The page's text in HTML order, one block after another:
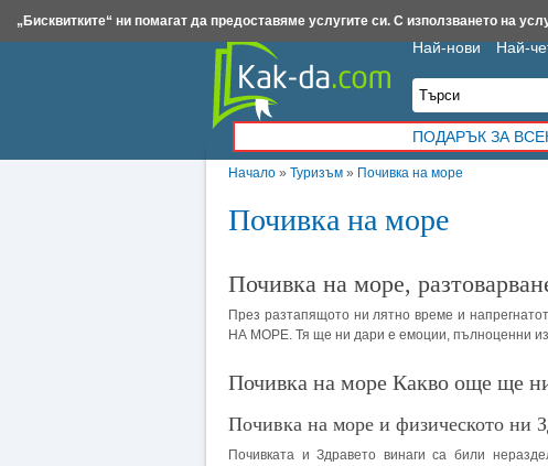
Начало » Туризъм » Почивка на море
Почивка на море
Почивка на море,
През разтапящото ни лятно време и
НА МОРЕ. Тя ще ни дари е емоции, пълноценни
Почивка на море Какво още ще
Почивка на море и физическото ни
Почивката и Здравето винаги са били
Най-нови Най-
ПОДАРЪК ЗА
Insert.bg Framar.bg Kak-da.com Iztochnik.com BauBau.bg NewAge.bg
„Бисквитките“ ни помагат да предоставяме услугите си. С използването на